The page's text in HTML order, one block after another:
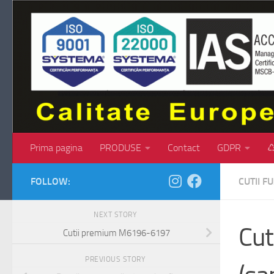
Skip to content
Prima pagina PRODUSE Contact GDPR
CUTII
FOLLOW:
NEXT STORY
Cutii premium M6196-6197
PREVIOUS STORY